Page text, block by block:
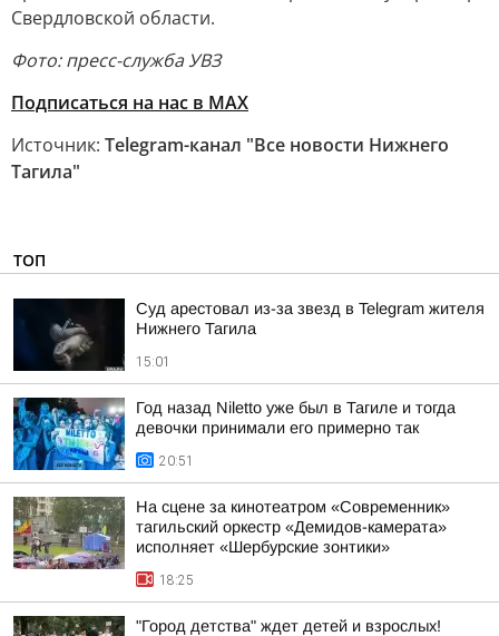
Свердловской области.
Фото: пресс-служба УВЗ
Подписаться на нас в MAX
Источник: Telegram-канал "Все новости Нижнего
Тагила"
ТОП
Суд арестовал из-за звезд в Telegram жителя
Нижнего Тагила
15:01
Год назад Niletto уже был в Тагиле и тогда
девочки принимали его примерно так
20:51
На сцене за кинотеатром «Современник»
тагильский оркестр «Демидов-камерата»
исполняет «Шербурские зонтики»
18:25
"Город детства" ждет детей и взрослых!